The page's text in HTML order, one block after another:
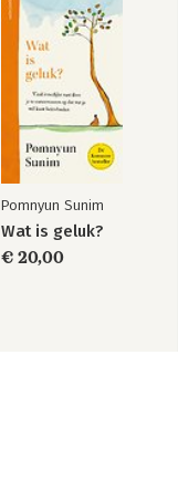
Pomnyun Sunim
Wat is geluk?
€ 20,00